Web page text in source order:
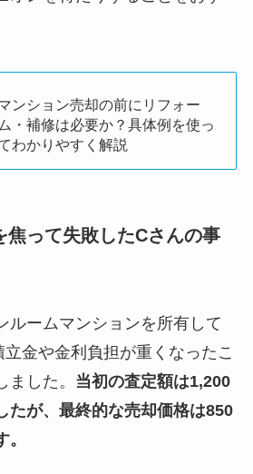
ンション売却の前にリフォー
ム・補修は必要か？具体例を使っ
わかりやすく解説
焦って失敗したCさんの事
ルームマンションを所有して
金や金利負担が重くなったこ
ました。 当初の査定額は1,200
たが、最終的な売却価格は850